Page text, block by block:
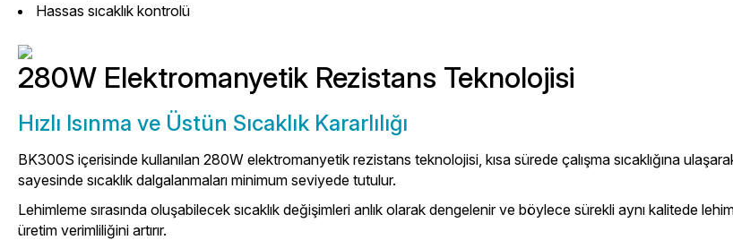
Hassas sıcaklık kontrolü
280W Elektromanyetik Rezistans Teknolojisi
Hızlı Isınma ve Üstün Sıcaklık Kararlılığı
BK300S içerisinde kullanılan 280W elektromanyetik rezistans teknolojisi, kısa sürede çalışma sıcaklığına
sayesinde sıcaklık dalgalanmaları minimum seviyede tutulur.
Lehimleme sırasında oluşabilecek sıcaklık değişimleri anlık olarak dengelenir ve böylece sürekli aynı kalitede
üretim verimliliğini artırır.